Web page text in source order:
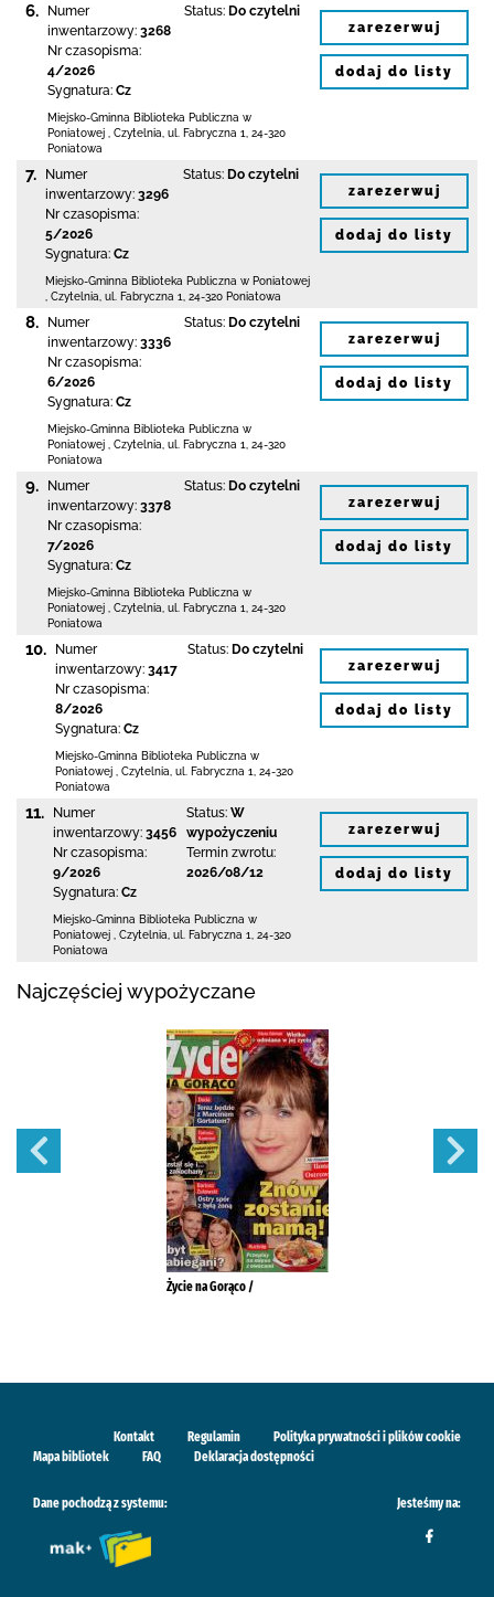
6.
Numer
inwentarzowy: 3268
Nr czasopisma:
4/2026
Sygnatura: Cz
Status: Do czytelni
Miejsko-Gminna Biblioteka Publiczna w
Poniatowej
Czytelnia, ul. Fabryczna 1
24-320
Poniatowa
zarezerwuj
dodaj do listy
7.
Numer
inwentarzowy: 3296
Nr czasopisma:
5/2026
Sygnatura: Cz
Status: Do czytelni
Miejsko-Gminna Biblioteka Publiczna w Poniatowej
Czytelnia, ul. Fabryczna 1 24-320 Poniatowa
zarezerwuj
dodaj do listy
8.
Numer
inwentarzowy: 3336
Nr czasopisma:
6/2026
Sygnatura: Cz
Status: Do czytelni
Miejsko-Gminna Biblioteka Publiczna w
Poniatowej
Czytelnia, ul. Fabryczna 1
24-320
Poniatowa
zarezerwuj
dodaj do listy
9.
Numer
inwentarzowy: 3378
Nr czasopisma:
7/2026
Sygnatura: Cz
Status: Do czytelni
Miejsko-Gminna Biblioteka Publiczna w
Poniatowej
Czytelnia, ul. Fabryczna 1
24-320
Poniatowa
zarezerwuj
dodaj do listy
10.
Numer
inwentarzowy: 3417
Nr czasopisma:
8/2026
Sygnatura: Cz
Status: Do czytelni
Miejsko-Gminna Biblioteka Publiczna w
Poniatowej
Czytelnia, ul. Fabryczna 1
24-320
Poniatowa
zarezerwuj
dodaj do listy
11.
Numer
inwentarzowy: 3456
Nr czasopisma:
9/2026
Sygnatura: Cz
Status: W
wypożyczeniu
Termin zwrotu:
2026/08/12
Miejsko-Gminna Biblioteka Publiczna w
Poniatowej
Czytelnia, ul. Fabryczna 1
24-320
Poniatowa
zarezerwuj
dodaj do listy
Najczęściej wypożyczane
Życie na Gorąco /
Kontakt Regulamin
Polityka prywatności i plików cookie
Mapa bibliotek
FAQ Deklaracja dostępności
Dane pochodzą z systemu: Jesteśmy na: